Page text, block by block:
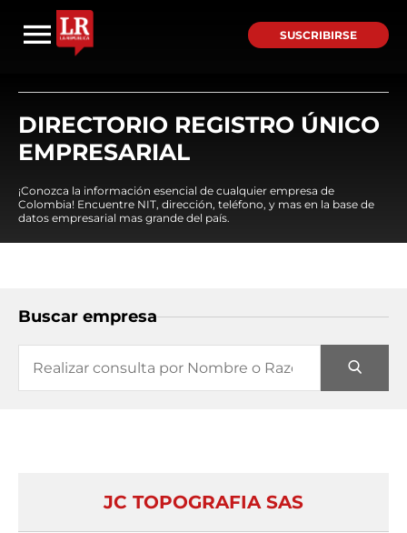
SUSCRIBIRSE
DIRECTORIO REGISTRO ÚNICO
EMPRESARIAL
¡Conozca la información esencial de cualquier empresa de
Colombia! Encuentre NIT, dirección, teléfono, y mas en la base de
datos empresarial mas grande del país.
Buscar empresa
JC TOPOGRAFIA SAS